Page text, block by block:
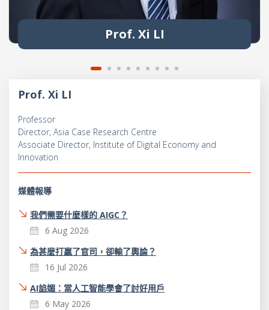
Prof. Xi LI
Prof. Xi LI
Professor
Director, Asia Case Research Centre
Associate Director, Institute of Digital Economy and
Innovation
媒體報導
我們需要什麼樣的 AIGC？
6 Aug 2026
為甚麼打贏了官司，卻輸了輿論？
16 Jul 2026
AI諂媚：當人工智能學會了討好用戶
6 May 2026